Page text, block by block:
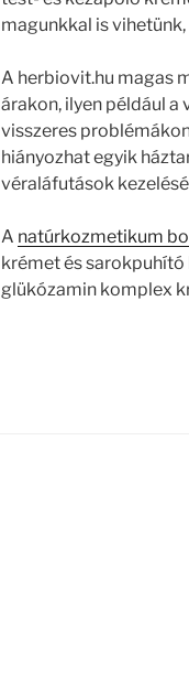
magunkkal is
A herbiovit.hu magas
árakon, ilyen például a
visszeres
hiányozhat egyik
véraláfutások
A natúrkozmetikum
krémet és sarokpuhító
glükózamin komplex